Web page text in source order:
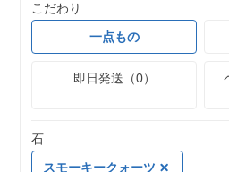
こだわり
一点もの
即日発送（0）
石
スモーキークォーツ